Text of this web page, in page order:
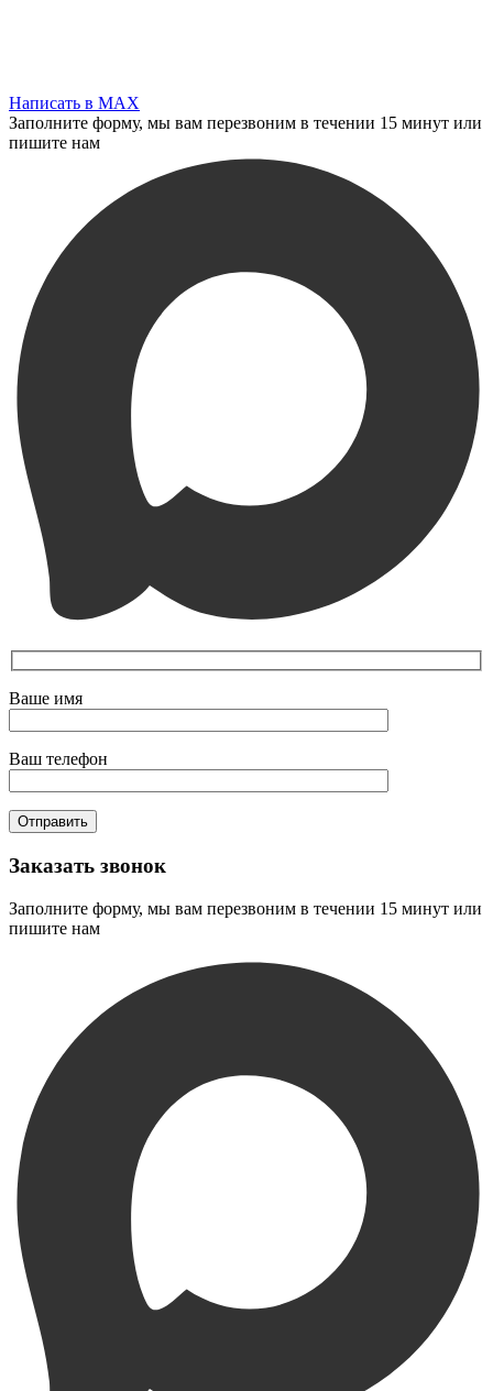
Написать в MAX
Заполните форму, мы вам перезвоним в течении 15 минут или
пишите нам
Ваше имя
Ваш телефон
Заказать звонок
Заполните форму, мы вам перезвоним в течении 15 минут или
пишите нам